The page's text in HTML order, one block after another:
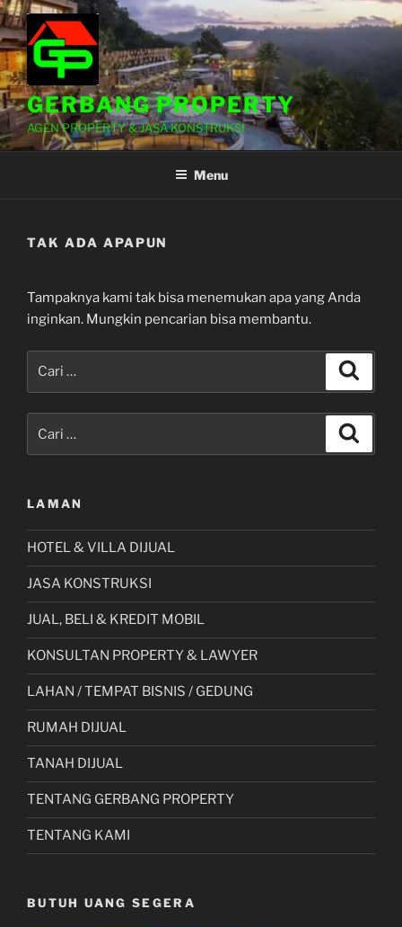
Lompat
ke
konten
GERBANG PROPERTY
AGEN PROPERTY & JASA KONSTRUKSI
Menu
TAK ADA APAPUN
Tampaknya kami tak bisa menemukan apa yang Anda
inginkan. Mungkin pencarian bisa membantu.
untuk:
LAMAN
HOTEL & VILLA DIJUAL
JASA KONSTRUKSI
JUAL, BELI & KREDIT MOBIL
KONSULTAN PROPERTY & LAWYER
LAHAN / TEMPAT BISNIS / GEDUNG
RUMAH DIJUAL
TANAH DIJUAL
TENTANG GERBANG PROPERTY
TENTANG KAMI
BUTUH UANG SEGERA